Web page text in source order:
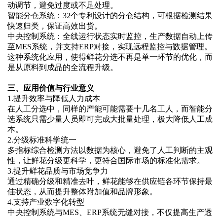
动调节，避免过度或不足处理。
智能分仓系统： 32个专利设计的分仓结构，可根据检测结果
快速归类，保证高效出货。
中央控制系统：全线运行状态实时监控，生产数据自动上传
至MES系统，并支持ERP对接，实现远程监控与数据管理。
这种系统化应用，使得鲜花分选不再是单一环节的优化，而
是从原料到成品的全流程升级。
三、应用价值与行业意义
1.提升效率与降低人力成本
在人工分选中，同样的产能可能需要十几名工人，而智能分
选系统只需少量人员即可完成大批量处理，极大降低人工成
本。
2.分级标准科学统一
多指标综合检测方法以数据为核心，避免了人工判断的主观
性，让鲜花分级更科学，更符合国际市场的标准化需求。
3.提升鲜花品质与市场竞争力
通过精确分级和精准去叶，鲜花能够在供应链各环节保持最
佳状态，从而提升整体附加值和品牌形象。
4.支持产业数字化转型
中央控制系统与MES、ERP系统无缝对接，不仅提高生产透